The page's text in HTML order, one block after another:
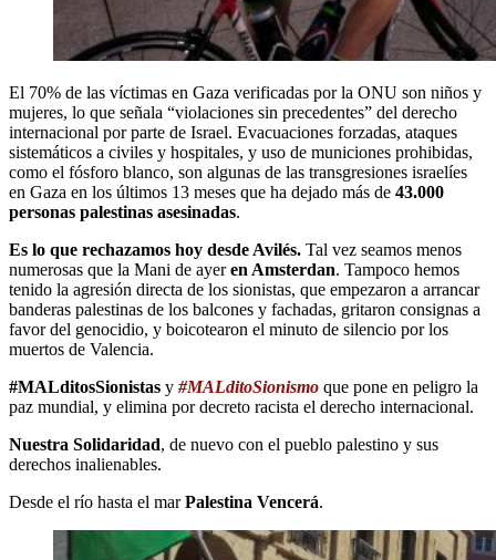
El 70% de las víctimas en Gaza verificadas por la ONU son niños y
mujeres, lo que señala “violaciones sin precedentes” del derecho
internacional por parte de Israel. Evacuaciones forzadas, ataques
sistemáticos a civiles y hospitales, y uso de municiones prohibidas,
como el fósforo blanco, son algunas de las transgresiones israelíes
en Gaza en los últimos 13 meses que ha dejado más de 43.000
personas palestinas asesinadas.
Es lo que rechazamos hoy desde Avilés. Tal vez seamos menos
numerosas que la Mani de ayeren Amsterdan. Tampoco hemos
tenido la agresión directa de los sionistas, que empezaron a arrancar
banderas palestinas de los balcones y fachadas, gritaron consignas a
favor del genocidio, y boicotearon el minuto de silencio por los
muertos de Valencia.
#MALditosSionistas y #MALditoSionismo que pone en peligro la
paz mundial, y elimina por decreto racista el derecho internacional.
Nuestra Solidaridad, de nuevo con el pueblo palestino y sus
derechos inalienables.
Desde el río hasta el marPalestina Vencerá.